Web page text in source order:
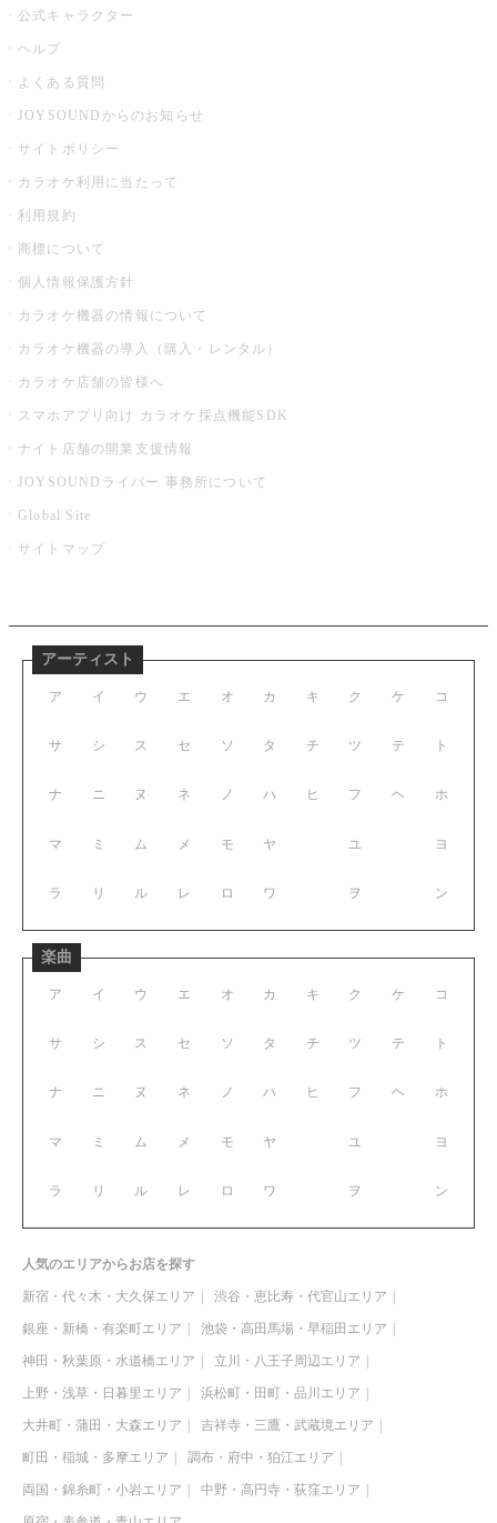
公式キャラクター
ヘルプ
よくある質問
JOYSOUNDからのお知らせ
サイトポリシー
カラオケ利用に当たって
利用規約
商標について
個人情報保護方針
カラオケ機器の情報について
カラオケ機器の導入（購入・レンタル）
カラオケ店舗の皆様へ
スマホアプリ向け カラオケ採点機能SDK
ナイト店舗の開業支援情報
JOYSOUNDライバー 事務所について
Global Site
サイトマップ
アーティスト
ア イ ウ エ オ
サ シ ス セ ソ
ナ ニ ヌ ネ ノ
マ ミ ム メ モ
ラ リ ル レ ロ
カ キ ク ケ コ
タ チ ツ テ ト
ハ ヒ フ ヘ ホ
ヤ ユ ヨ
ワ ヲ ン
楽曲
ア イ ウ エ オ
サ シ ス セ ソ
ナ ニ ヌ ネ ノ
マ ミ ム メ モ
ラ リ ル レ ロ
カ キ ク ケ コ
タ チ ツ テ ト
ハ ヒ フ ヘ ホ
ヤ ユ ヨ
ワ ヲ ン
人気のエリアからお店を探す
新宿・代々木・大久保エリア 渋谷・恵比寿・代官山エリア
銀座・新橋・有楽町エリア 池袋・高田馬場・早稲田エリア
神田・秋葉原・水道橋エリア 立川・八王子周辺エリア
上野・浅草・日暮里エリア 浜松町・田町・品川エリア
大井町・蒲田・大森エリア 吉祥寺・三鷹・武蔵境エリア
町田・稲城・多摩エリア 調布・府中・狛江エリア
両国・錦糸町・小岩エリア 中野・高円寺・荻窪エリア